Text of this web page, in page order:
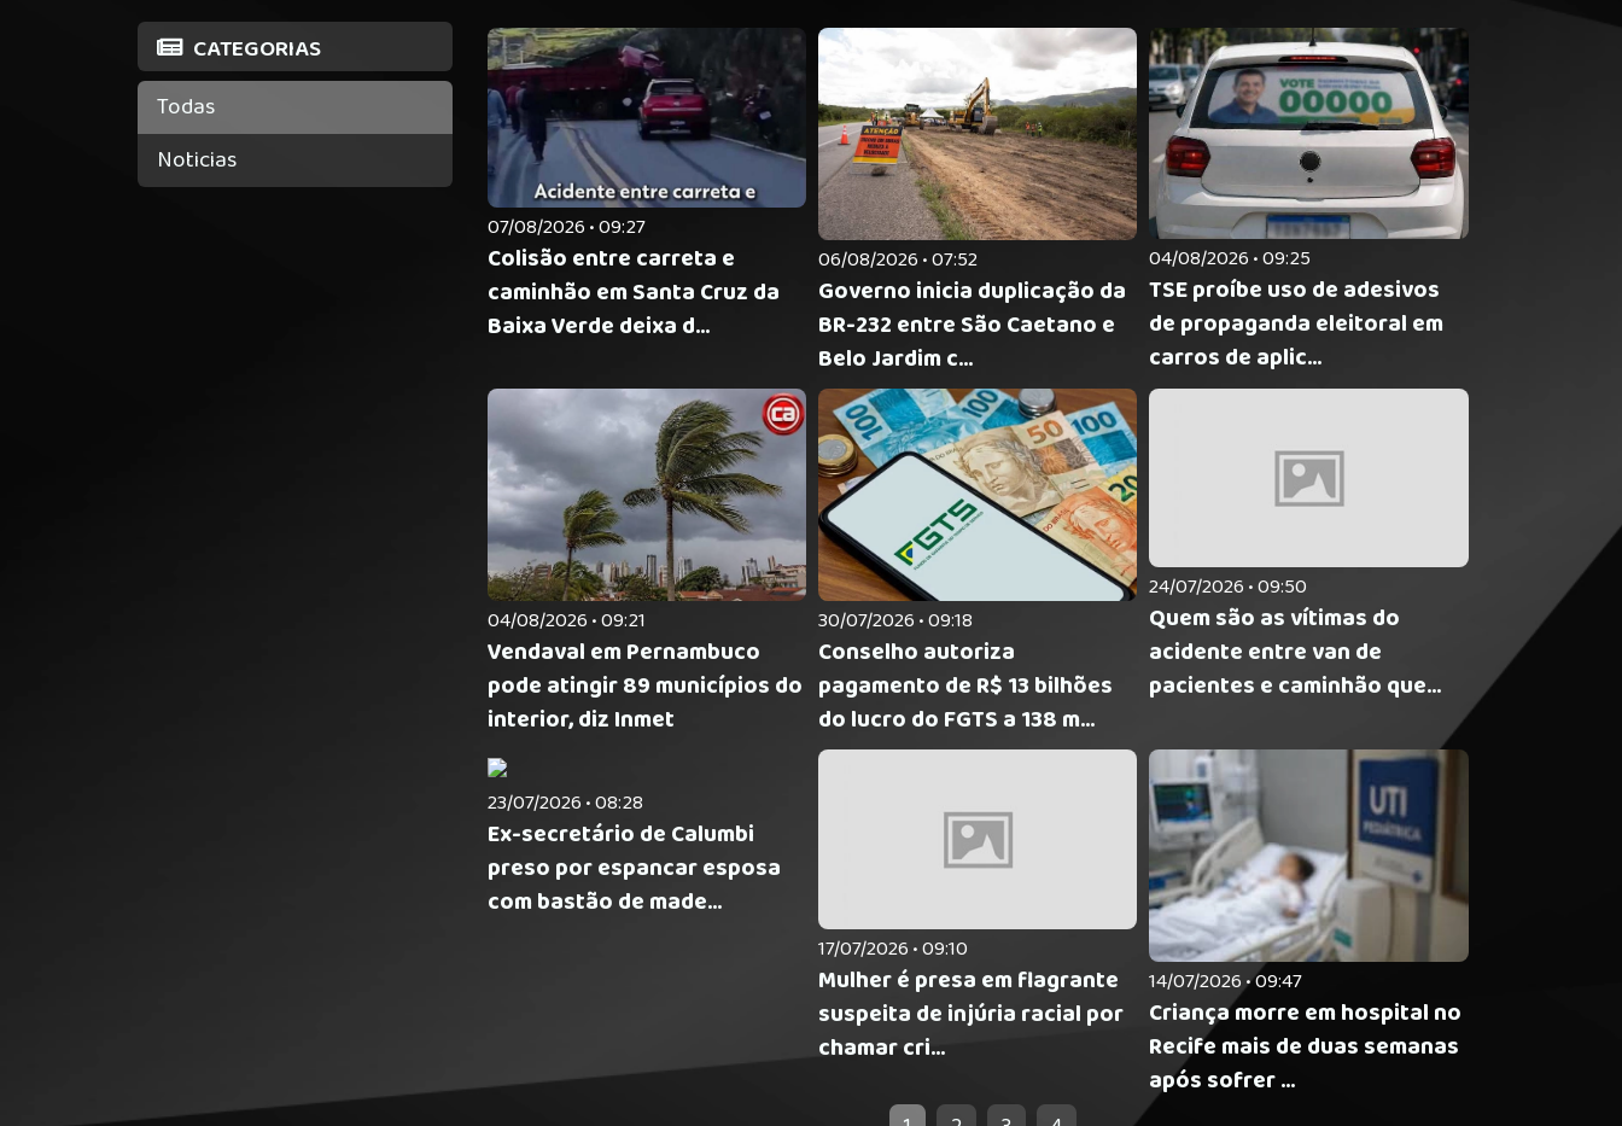
CATEGORIAS
Todas
Noticias
07/08/2026 • 09:27
Colisão entre carreta e
caminhão em Santa Cruz da
Baixa Verde deixa d...
06/08/2026 • 07:52
Governo inicia duplicação da
BR-232 entre São Caetano e
Belo Jardim c...
04/08/2026 • 09:25
TSE proíbe uso de adesivos
de propaganda eleitoral em
carros de aplic...
04/08/2026 • 09:21
Vendaval em Pernambuco
pode atingir 89 municípios do
interior, diz Inmet
30/07/2026 • 09:18
Conselho autoriza
pagamento de R$ 13 bilhões
do lucro do FGTS a 138 m...
24/07/2026 • 09:50
Quem são as vítimas do
acidente entre van de
pacientes e caminhão que...
23/07/2026 • 08:28
Ex-secretário de Calumbi
preso por espancar esposa
com bastão de made...
17/07/2026 • 09:10
Mulher é presa em flagrante
suspeita de injúria racial por
chamar cri...
14/07/2026 • 09:47
Criança morre em hospital no
Recife mais de duas semanas
após sofrer ...